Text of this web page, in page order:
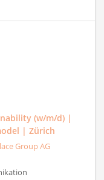
(w/m/d) |
| Zürich
Group AG